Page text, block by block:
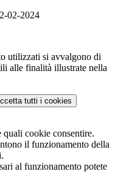
02-2024
utilizzati si avvalgono di
alle finalità illustrate nella
tutti i cookies
quali cookie consentire.
il funzionamento della
al funzionamento potete